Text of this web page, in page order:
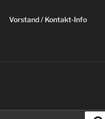
Vorstand / Kontakt-Info